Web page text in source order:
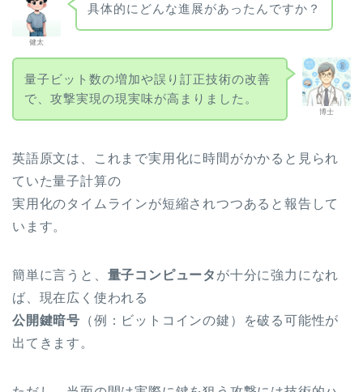
健太
具体的にどんな進展があったんですか？
博士
量子ビット数の増加や誤り訂正技術の改善
で、攻撃実現の現実味が高まりました。
英語原文は、これまで実用化に時間がかかると見られ
ていた量子計算の
実用化のタイムラインが短縮されつつあると報告して
います。
簡単に言うと、 量子コンピュータ が十分に強力になれ
ば、現在広く使われる
公開鍵暗号 （例：ビットコインの鍵）を破る可能性が
出てきます。